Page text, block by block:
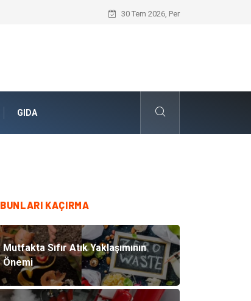
Skoda Yedek Parça Seçiminde Teknik
30 Tem 2026, Per
GIDA
BUNLARI KAÇIRMA
Mutfakta Sıfır Atık Yaklaşımının
Önemi